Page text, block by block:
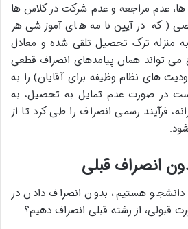
ها، عدم مراجعه و عدم شرکت در کلاس ها
(که در آیین نامه های آموزشی هر
منزله ترک تحصیل تلقی شده و معادل
تواند همان پیامدهای انصراف قطعی
های نظام وظیفه برای آقایان) را به
است در صورت عدم تمایل به تحصیل، به
فرآیند رسمی انصراف را طی کرد تا از
انصراف قبلی
هستیم، بدون انصراف دادن در
قبولی، از رشته قبلی انصراف دهیم؟